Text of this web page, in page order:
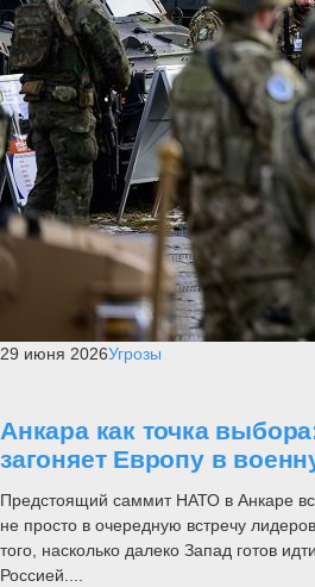
29 июня 2026Угрозы
Анкара как точка
загоняет Европу в
Предстоящий саммит НАТО в Анкаре
не просто в очередную встречу
того, насколько далеко Запад готов
Россией....